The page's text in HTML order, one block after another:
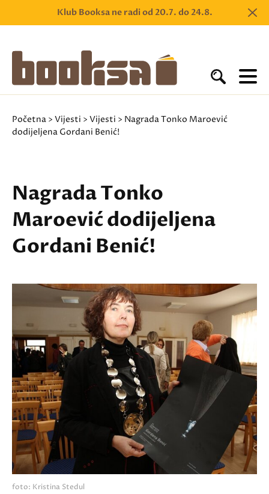
Klub Booksa ne radi od 20.7. do 24.8.
Početna > Vijesti > Vijesti > Nagrada Tonko Maroević
dodijeljena Gordani Benić!
Nagrada Tonko
Maroević dodijeljena
Gordani Benić!
foto: Kristina Stedul